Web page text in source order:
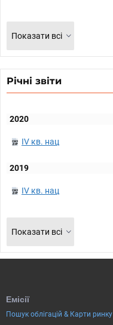
Показати всі
Річні звіти
2020
IV кв. нац
2019
IV кв. нац
Показати всі
Емісії
Пошук облігацій & Карти ринку